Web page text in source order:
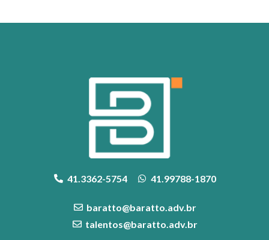
41.3362-5754 41.99788-1870
baratto@baratto.adv.br
talentos@baratto.adv.br